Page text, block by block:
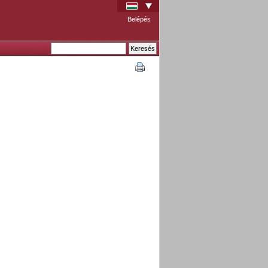
Belépés